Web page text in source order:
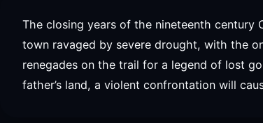
The closing years of the nineteenth century
town ravaged by severe drought, with the
renegades on the trail for a legend of lost
father’s land, a violent confrontation will